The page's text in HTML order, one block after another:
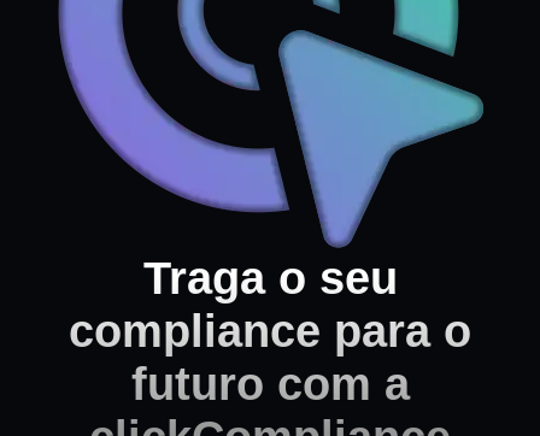
Traga o seu
compliance para o
futuro com a